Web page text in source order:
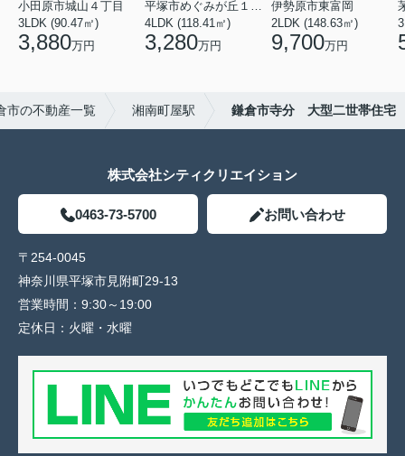
小田原市城山４丁目
3LDK (90.47㎡)
3,880万円
平塚市めぐみが丘１丁目
4LDK (118.41㎡)
3,280万円
伊勢原市東富岡
2LDK (148.63㎡)
9,700万円
市の不動産一覧 湘南町屋駅 鎌倉市寺分 大型二世帯住宅
株式会社シティクリエイション
0463-73-5700 お問い合わせ
〒254-0045
神奈川県平塚市見附町29-13
営業時間： 9:30～19:00
定休日： 火曜・水曜